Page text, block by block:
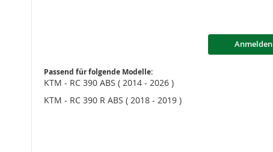
Anmelden
Passend für folgende Modelle:
KTM - RC 390 ABS ( 2014 - 2026 )
KTM - RC 390 R ABS ( 2018 - 2019 )